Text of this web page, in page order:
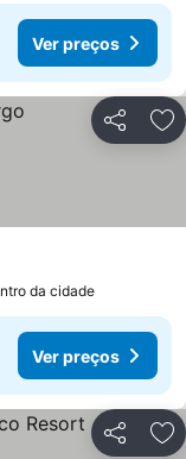
Ver preços
Partilhar
da cidade
Ver preços
Partilhar